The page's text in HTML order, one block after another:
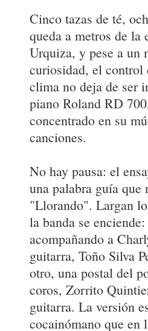
Cinco tazas de té,
queda a metros de
Urquiza, y pese a un
curiosidad, el control
clima no deja de ser
piano Roland RD
concentrado en su
canciones.
No hay pausa: el
una palabra guía
"Llorando". Largan
la banda se
acompañando a
guitarra, Toño Silva
otro, una postal del
coros, Zorrito
guitarra. La versión
cocainómano que